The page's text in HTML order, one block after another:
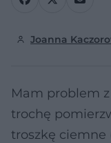
Joanna
Mam problem
trochę
troszkę ciemne